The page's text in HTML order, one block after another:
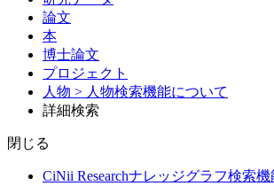
論文
本
博士論文
プロジェクト
人物 > 人物検索機能について
詳細検索
閉じる
CiNii Researchナレッジグラフ検索